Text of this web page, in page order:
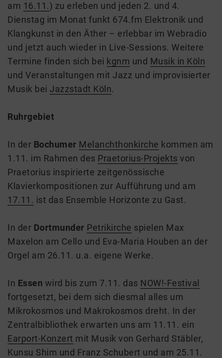
am 16.11.) zu erleben und jeden 2. und 4.
Dienstag im Monat funkt 674.fm Elektronik und
Klangkunst in den Äther – erlebbar im Webradio
und jetzt auch wieder in Live-Sessions. Weitere
Termine finden sich bei kgnm und Musik in Köln
und Veranstaltungen mit Jazz und improvisierter
Musik bei Jazzstadt Köln.
Ruhrgebiet
In der Bochumer Melanchthonkirche kommen am
1.11. im Rahmen des Praetorius-Projekts von
Praetorius inspirierte zeitgenössische
Klavierkompositionen zur Aufführung und am
17.11. ist das Ensemble Horizonte zu Gast.
In der Dortmunder Petrikirche spielen Max
Maxelon am Cello und Eva-Maria Houben an der
Orgel am 26.11. u.a. eigene Werke.
In Essen wird bis zum 7.11. das NOW!-Festival
fortgesetzt, bei dem sich diesmal alles um
Mikrokosmos und Makrokosmos dreht. In der
Zentralbibliothek erwarten uns am 11.11. ein
Earport-Konzert mit Musik von Gerhard Stäbler,
Kunsu Shim und Franz Schubert und am 25.11.